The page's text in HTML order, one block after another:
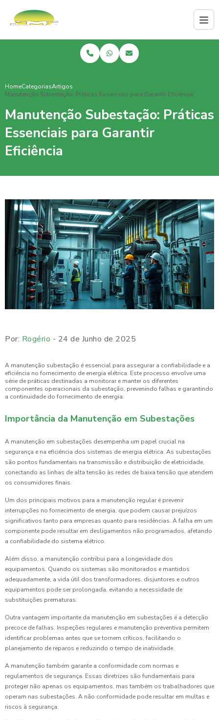
HomeCategoriasArtigos
Manutenção Subestação: Práticas Essenciais para Garantir Eficiência
Manutenção Subestação: Práticas
Essenciais para Garantir
Eficiência
Por: Rogério - 24 de Junho de 2025
A manutenção subestação é essencial para assegurar a confiabilidade e a
eficiência no fornecimento de energia elétrica. Este processo envolve uma
série de práticas destinadas a monitorar e manter os diferentes
componentes operacionais da subestação, prevenindo falhas e garantindo
a continuidade do fornecimento de energia.
Importância da Manutenção em Subestações
A manutenção em subestações desempenha um papel crucial na
segurança e na eficiência dos sistemas de energia elétrica. As subestações
são pontos fundamentais na transmissão e distribuição de eletricidade,
conectando as linhas de alta tensão às redes de baixa tensão que atendem
os consumidores finais.
Um dos principais motivos para a manutenção regular é prevenir
interrupções no fornecimento de energia, que podem causar prejuízos
significativos tanto para empresas quanto para residências. A falha em um
componente pode resultar em desligamentos não programados, afetando
a confiabilidade do sistema elétrico.
Além disso, a manutenção contribui para a longevidade dos
equipamentos. Quando os sistemas são monitorados e mantidos
adequadamente, a vida útil dos transformadores, disjuntores e outros
equipamentos pode ser prolongada, evitando a necessidade de
substituições prematuras.
Outra vantagem importante da manutenção em subestações é a detecção
precoce de falhas. Inspeções regulares e manutenção preventiva permitem
identificar problemas antes que se tornem críticos, facilitando o
planejamento de reparos e reduzindo o tempo de inatividade.
A manutenção também garante a conformidade com normas e
regulamentos de segurança. Essas diretrizes são fundamentais para
proteger não apenas os equipamentos, mas também os trabalhadores que
operam nas subestações. A não conformidade pode resultar em multas e
riscos à segurança.